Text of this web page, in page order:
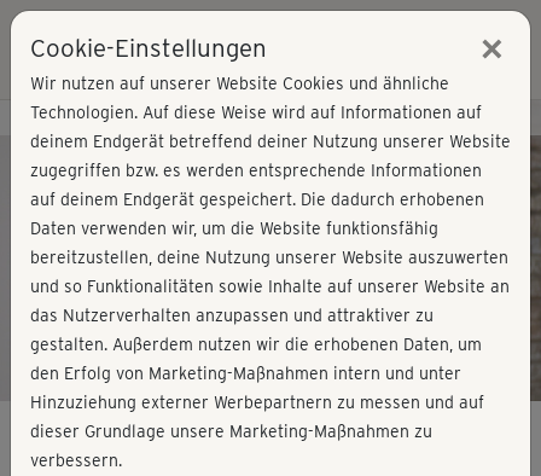
Play
Video
Kursvorschau - Jetzt mitmachen!
Cookie-Einstellungen ×
Wir nutzen auf unserer Website Cookies und ähnliche
Technologien. Auf diese Weise wird auf Informationen auf
deinem Endgerät betreffend deiner Nutzung unserer Website
zugegriffen bzw. es werden entsprechende Informationen
auf deinem Endgerät gespeichert. Die dadurch erhobenen
Daten verwenden wir, um die Website funktionsfähig
bereitzustellen, deine Nutzung unserer Website auszuwerten
und so Funktionalitäten sowie Inhalte auf unserer Website an
das Nutzerverhalten anzupassen und attraktiver zu
gestalten. Außerdem nutzen wir die erhobenen Daten, um
den Erfolg von Marketing-Maßnahmen intern und unter
Hinzuziehung externer Werbepartnern zu messen und auf
dieser Grundlage unsere Marketing-Maßnahmen zu
verbessern.